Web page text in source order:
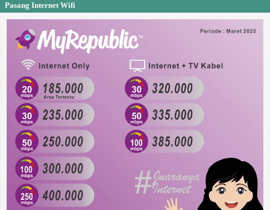
Pasang Internet Wifi